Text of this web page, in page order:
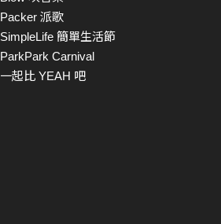
Packer 派歌
SimpleLife 簡單生活節
ParkPark Carnival
一起比 YEAH 吧